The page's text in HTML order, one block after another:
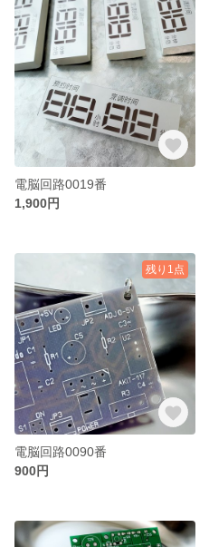
電脳回路0019番
1,900円
残り1点
電脳回路0090番
900円